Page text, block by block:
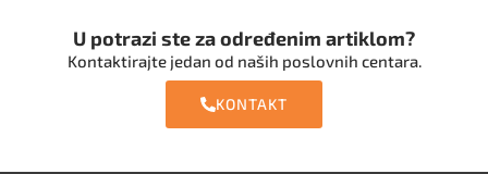
U potrazi ste za određenim artiklom?
Kontaktirajte jedan od naših poslovnih centara.
KONTAKT